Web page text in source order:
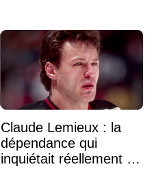
Claude Lemieux : la
dépendance qui
inquiétait réellement sa